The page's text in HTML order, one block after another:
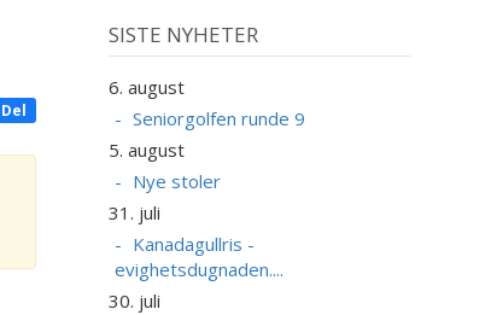
Del
SISTE NYHETER
6. august
Seniorgolfen runde 9
5. august
Nye stoler
31. juli
Kanadagullris -
evighetsdugnaden....
30. juli